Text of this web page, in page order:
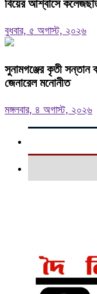
বিয়ের আশ্বাসে
বুধবার, ৫ অগাস্ট, ২০২৬
সুনামগঞ্জের কৃতী সন্তান
জেনারেল মনোনীত
মঙ্গলবার, ৪ অগাস্ট, ২০২৬